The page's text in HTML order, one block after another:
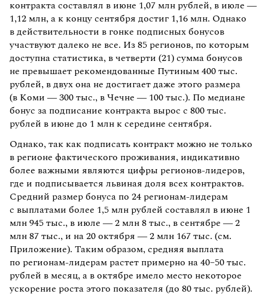
контракта составлял в июне 1,07 млн рублей, в июле —
1,12 млн, а к концу сентября достиг 1,16 млн. Однако
в действительности в гонке подписных бонусов
участвуют далеко не все. Из 85 регионов, по которым
доступна статистика, в четверти (21) сумма бонусов
не превышает рекомендованные Путиным 400 тыс.
рублей, в двух она не достигает даже этого размера
(в Коми — 300 тыс., в Чечне — 100 тыс.). По медиане
бонус за подписание контракта вырос с 800 тыс.
рублей в июне до 1 млн к середине сентября.
Однако, так как подписать контракт можно не только
в регионе фактического проживания, индикативно
более важными являются цифры регионов-лидеров,
где и подписывается львиная доля всех контрактов.
Средний размер бонуса по 24 регионам-лидерам
с выплатами более 1,5 млн рублей составлял в июне 1
млн 945 тыс., в июле — 2 млн 8 тыс., в сентябре — 2
млн 87 тыс., и на 20 октября — 2 млн 167 тыс. (см.
Приложение). Таким образом, средняя выплата
по регионам-лидерам растет примерно на 40–50 тыс.
рублей в месяц, а в октябре имело место некоторое
ускорение роста этого показателя (до 80 тыс. рублей).